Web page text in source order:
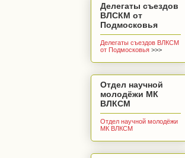
Делегаты съездов
ВЛСКМ от
Подмосковья
Делегаты съездов ВЛКСМ
от Подмосковья >>>
Отдел научной
молодёжи МК
ВЛКСМ
Отдел научной молодёжи
МК ВЛКСМ